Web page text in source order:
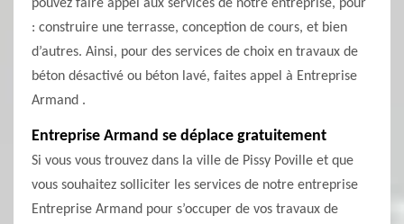
pouvez faire appel aux services de notre entreprise, pour
: construire une terrasse, conception de cours, et bien
d’autres. Ainsi, pour des services de choix en travaux de
béton désactivé ou béton lavé, faites appel à Entreprise
Armand .
Entreprise Armand se déplace gratuitement
Si vous vous trouvez dans la ville de Pissy Poville et que
vous souhaitez solliciter les services de notre entreprise
Entreprise Armand pour s’occuper de vos travaux de